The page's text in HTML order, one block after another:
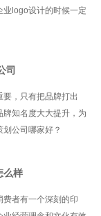
业logo设计的时候一定
司
，只有把品牌打出
知名度大大提升，为
公司哪家好？
么样
者有一个深刻的印